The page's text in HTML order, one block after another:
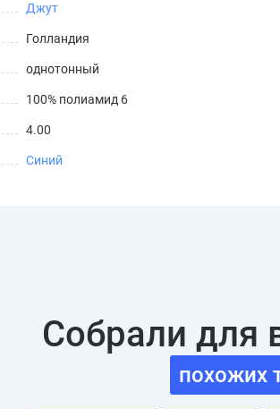
Джут
Голландия
однотонный
100% полиамид 6
4.00
Синий
Собрали для
похожих